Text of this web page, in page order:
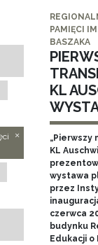
PAMIĘCI
BASZAKA
KL
„Pierwszy
KL
wystawa
przez
czerwca
budynku
Edukacji o